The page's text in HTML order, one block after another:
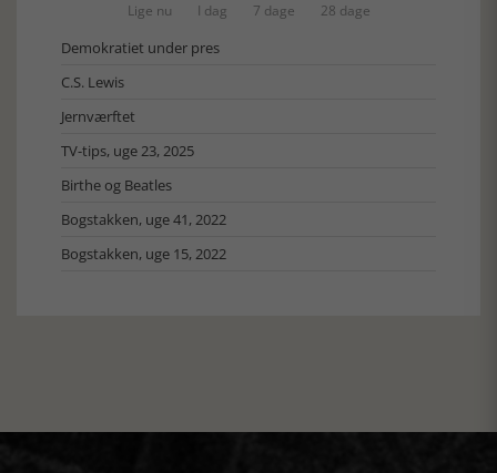
Lige nu I dag 7 dage 28 dage
Demokratiet under pres
C.S. Lewis
Jernværftet
TV-tips, uge 23, 2025
Birthe og Beatles
Bogstakken, uge 41, 2022
Bogstakken, uge 15, 2022